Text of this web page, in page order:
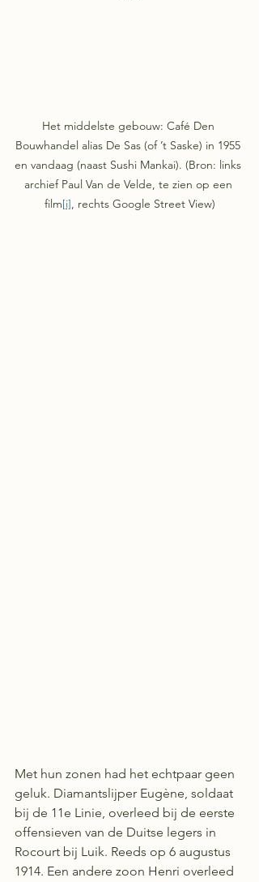
Het middelste gebouw: Café Den
Bouwhandel alias De Sas (of ’t Saske) in 1955
en vandaag (naast Sushi Mankai). (Bron: links
archief Paul Van de Velde, te zien op een
film[i], rechts Google Street View)
Met hun zonen had het echtpaar geen
geluk. Diamantslijper Eugène, soldaat
bij de 11e Linie, overleed bij de eerste
offensieven van de Duitse legers in
Rocourt bij Luik. Reeds op 6 augustus
1914. Een andere zoon Henri overleed